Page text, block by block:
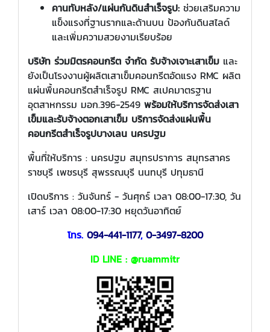
คานทับหลัง/แผ่นกันดินสำเร็จรูป: ช่วยเสริมความ
แข็งแรงที่ฐานรากและด้านบน ป้องกันดินสไลด์
และเพิ่มความสวยงามเรียบร้อย
บริษัท ร่วมมิตรคอนกรีต จำกัด รับจ้างเจาะเสาเข็ม และ
ยังเป็นโรงงานผู้ผลิตเสาเข็มคอนกรีตอัดแรง RMC ผลิต
แผ่นพื้นคอนกรีตสำเร็จรูป RMC สเปคมาตรฐาน
อุตสาหกรรม มอก.396-2549 พร้อมให้บริการจัดส่งเสา
เข็มและรับจ้างตอกเสาเข็ม บริการจัดส่งแผ่นพื้น
คอนกรีตสำเร็จรูปบางเลน นครปฐม
พื้นที่ให้บริการ : นครปฐม สมุทรปราการ สมุทรสาคร
ราชบุรี เพชรบุรี สุพรรณบุรี นนทบุรี ปทุมธานี
เปิดบริการ : วันจันทร์ - วันศุกร์ เวลา 08:00-17:30, วัน
เสาร์ เวลา 08:00-17:30 หยุดวันอาทิตย์
โทร. 094-441-1177, 0-3497-8200
ID LINE : @ruammitr